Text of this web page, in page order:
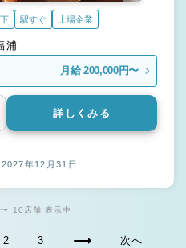
駅すぐ 上場企業
横浜市金沢区 福浦
月給 200,000円〜
詳しくみる
2027年12月31日
10店舗 表示中
2 3 次へ